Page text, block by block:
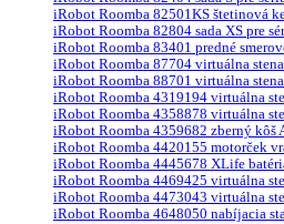
iRobot Roomba 82501KS štetinová
iRobot Roomba 82804 sada XS pre
iRobot Roomba 83401 predné
iRobot Roomba 87704 virtuálna
iRobot Roomba 88701 virtuálna
iRobot Roomba 4319194 virtuálna
iRobot Roomba 4358878 virtuálna
iRobot Roomba 4359682 zberný kôš
iRobot Roomba 4420155 motorček
iRobot Roomba 4445678 XLife
iRobot Roomba 4469425 virtuálna
iRobot Roomba 4473043 virtuálna
iRobot Roomba 4648050 nabíjacia